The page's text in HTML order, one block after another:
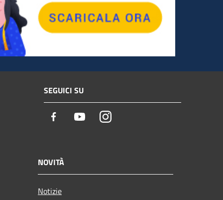
SEGUICI SU
Facebook YoutubeInstagram
NOVITÀ
Notizie